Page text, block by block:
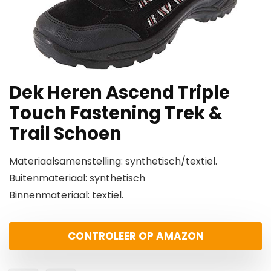
Dek Heren Ascend Triple
Touch Fastening Trek &
Trail Schoen
Materiaalsamenstelling: synthetisch/textiel.
Buitenmateriaal: synthetisch
Binnenmateriaal: textiel.
CONTROLEER OP AMAZON